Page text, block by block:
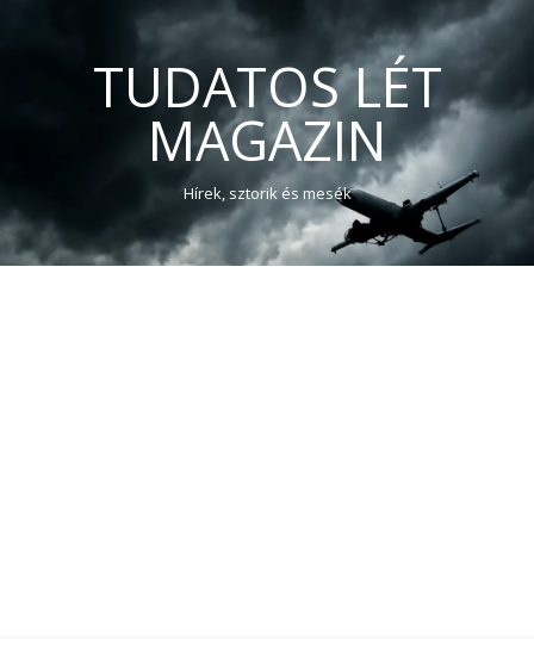
TUDATOS LÉT
MAGAZIN
Hírek, sztorik és mesék